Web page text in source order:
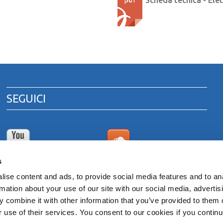
content and ads, to provide social media features and to
about your use of our site with our social media,
combine it with other information that you’ve provided to them
use of their services. You consent to our cookies if you
SEGUICI
di prodotto